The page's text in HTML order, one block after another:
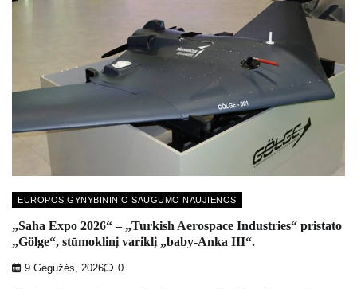
EUROPOS GYNYBININIO SAUGUMO NAUJIENOS
„Saha Expo 2026“ – „Turkish Aerospace Industries“ pristato
„Gölge“, stūmoklinį variklį „baby-Anka III“.
9 Gegužės, 2026 0